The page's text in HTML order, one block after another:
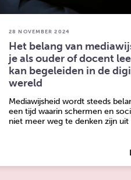
Het belang van
je als ouder of docent
kan begeleiden in de
wereld
28 NOVEMBER 2024
Mediawijsheid wordt steeds
een tijd waarin schermen en
niet meer weg te denken zijn